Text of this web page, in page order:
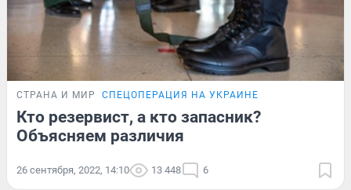
СТРАНА И МИР СПЕЦОПЕРАЦИЯ НА УКРАИНЕ
Кто резервист, а кто запасник?
Объясняем различия
26 сентября, 2022, 14:10 13 448 6